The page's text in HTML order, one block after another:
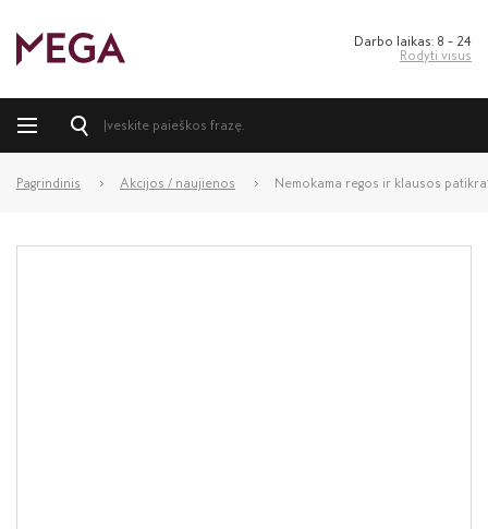
Darbo laikas: 8 – 24
Rodyti visus
Pagrindinis Akcijos / naujienos Nemokama regos ir klausos